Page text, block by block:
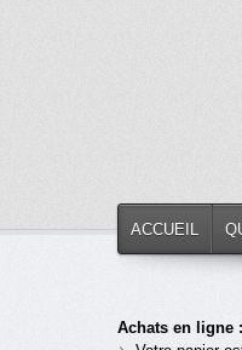
ACCUEIL
Achats en ligne :